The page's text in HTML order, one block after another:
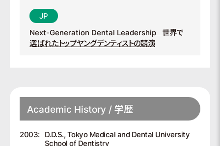
Next-Generation Dental Leadership 世界で
選ばれたトップヤングデンティストの競演
Academic History / 学歴
2003:
D.D.S., Tokyo Medical and Dental University
School of Dentistry